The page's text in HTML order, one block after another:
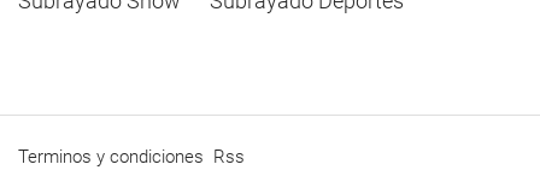
Terminos y condiciones Rss